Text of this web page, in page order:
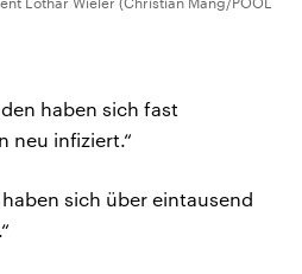
haben sich fast
neu infiziert.“
sich über eintausend